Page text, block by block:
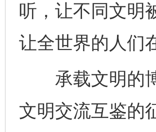
听，让不同文明
让全世界的人们
承载文明的博
文明交流互鉴的